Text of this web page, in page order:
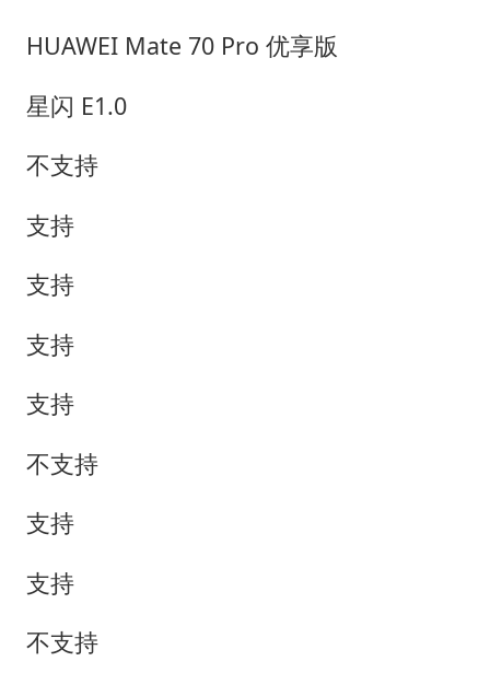
HUAWEI Mate 70 Pro 优享版
星闪 E1.0
不支持
支持
支持
支持
支持
不支持
支持
支持
不支持